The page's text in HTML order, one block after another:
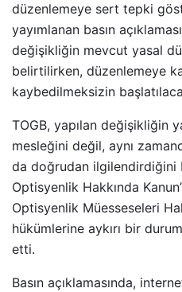
düzenlemeye sert tepki
yayımlanan basın
değişikliğin mevcut yasal
belirtilirken, düzenlemeye
kaybedilmeksizin
TOGB, yapılan değişikliğin
mesleğini değil, aynı
da doğrudan ilgilendirdiğini
Optisyenlik Hakkında
Optisyenlik Müesseseleri
hükümlerine aykırı bir
etti.
Basın açıklamasında,